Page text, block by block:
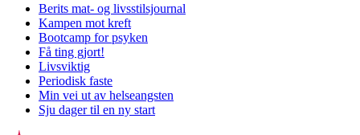
Berits mat- og livsstilsjournal
Kampen mot kreft
Bootcamp for psyken
Få ting gjort!
Livsviktig
Periodisk faste
Min vei ut av helseangsten
Sju dager til en ny start